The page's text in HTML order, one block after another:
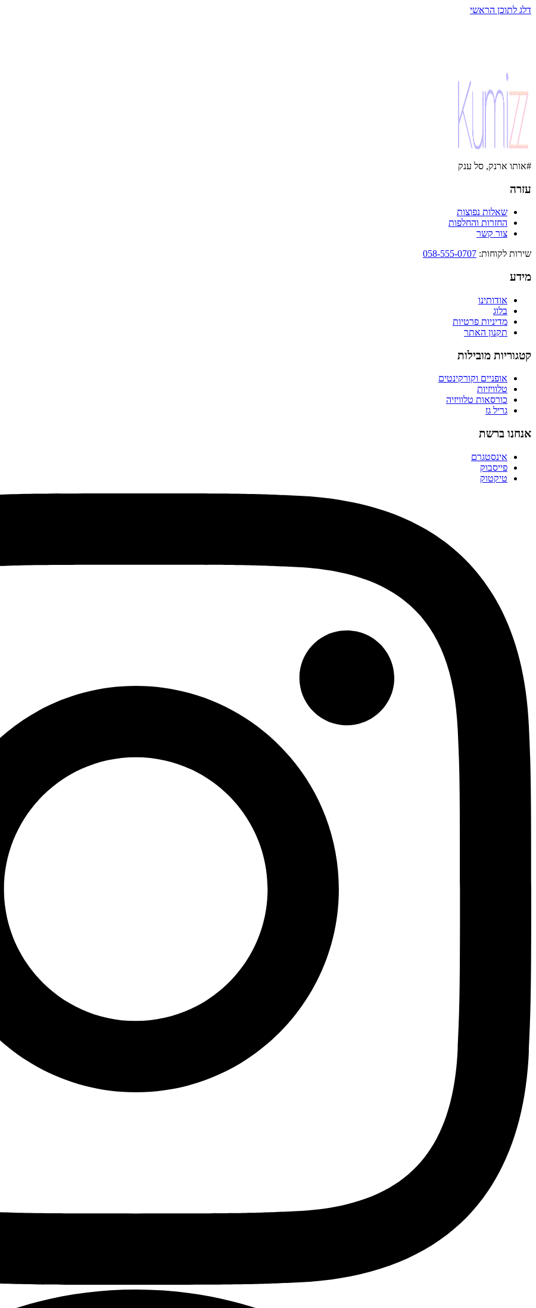
דלג לתוכן הראשי
#אותו ארנק, סל ענק
עזרה
שאלות נפוצות
החזרות והחלפות
צור קשר
שירות לקוחות:
058-555-0707
מידע
אודותינו
בלוג
מדיניות פרטיות
תקנון האתר
קטגוריות מובילות
אופניים וקורקינטים
טלוויזיות
כורסאות טלוויזיה
גריל גז
אנחנו ברשת
אינסטגרם
פייסבוק
טיקטוק